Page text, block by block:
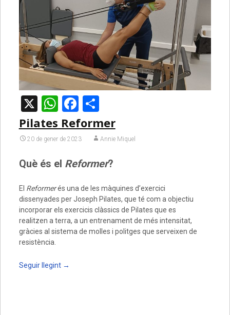
X WhatsApp
Facebook
Pilates Reformer
20 de gener de 2023 Annie Miquel
Què és el Reformer?
El Reformerés una de les màquines d’exercici
dissenyades per Joseph Pilates, que té com a objectiu
incorporar els exercicis clàssics de Pilates que es
realitzen a terra, a un entrenament de més intensitat,
gràcies al sistema de molles i politges que serveixen de
resistència.
Seguir llegint →